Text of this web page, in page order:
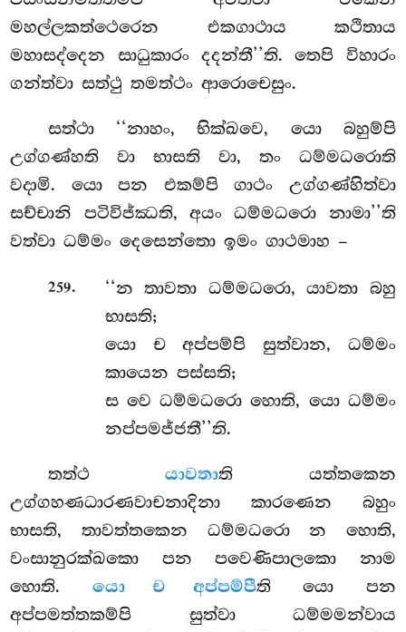
මහල්ලකත්ථෙරෙන එකගාථාය කථිතාය
මහාසද්දෙන සාධුකාරං දදන්තී’’ති. තෙපි විහාරං
ගන්ත්වා සත්ථු තමත්ථං ආරොචෙසුං.
සත්ථා ‘‘නාහං, භික්ඛවෙ, යො බහුම්පි
උග්ගණ්හති වා භාසති වා, තං ධම්මධරොති
වදාමි. යො පන එකම්පි ගාථං උග්ගණ්හිත්වා
සච්චානි පටිවිජ්ඣති, අයං ධම්මධරො නාමා’’ති
වත්වා ධම්මං දෙසෙන්තො ඉමං ගාථමාහ –
259.
‘‘න තාවතා ධම්මධරො, යාවතා බහු
භාසති;
යො ච අප්පම්පි සුත්වාන, ධම්මං
කායෙන පස්සති;
ස වෙ ධම්මධරො හොති, යො ධම්මං
නප්පමජ්ජතී’’ති.
තත්ථයාවතාති යත්තකෙන
උග්ගහණධාරණවාචනාදිනා කාරණෙන බහුං
භාසති, තාවත්තකෙන ධම්මධරො න හොති,
වංසානුරක්ඛකො පන පවෙණිපාලකො නාම
හොති. යො ච අප්පම්පීති යො පන
අප්පමත්තකම්පි සුත්වා ධම්මමන්වාය